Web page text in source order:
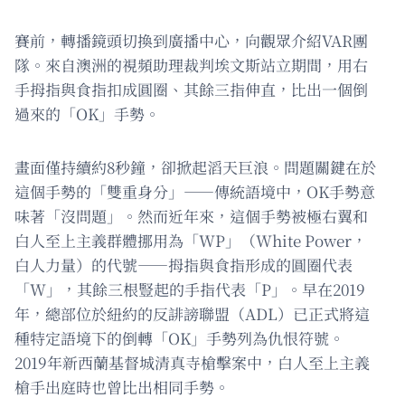
賽前，轉播鏡頭切換到廣播中心，向觀眾介紹VAR團
隊。來自澳洲的視頻助理裁判埃文斯站立期間，用右
手拇指與食指扣成圓圈、其餘三指伸直，比出一個倒
過來的「OK」手勢。
畫面僅持續約8秒鐘，卻掀起滔天巨浪。問題關鍵在於
這個手勢的「雙重身分」——傳統語境中，OK手勢意
味著「沒問題」。然而近年來，這個手勢被極右翼和
白人至上主義群體挪用為「WP」（White Power，
白人力量）的代號——拇指與食指形成的圓圈代表
「W」，其餘三根豎起的手指代表「P」。早在2019
年，總部位於紐約的反誹謗聯盟（ADL）已正式將這
種特定語境下的倒轉「OK」手勢列為仇恨符號。
2019年新西蘭基督城清真寺槍擊案中，白人至上主義
槍手出庭時也曾比出相同手勢。